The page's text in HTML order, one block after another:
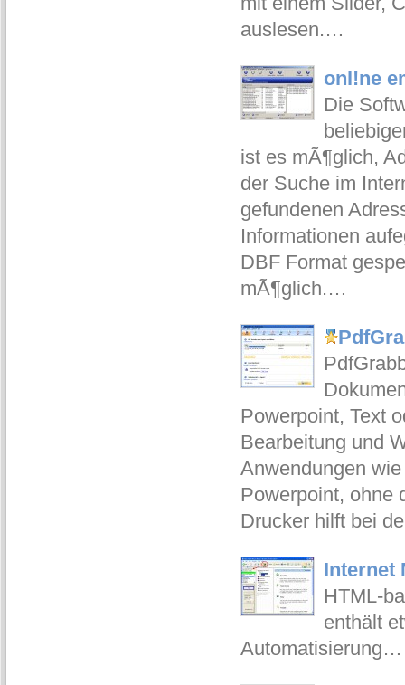
auslesen.…
onl!ne
Die
ist es mÃ¶glich,
der Suche im
gefundenen
Informationen
DBF Format
mÃ¶glich.…
Powerpoint, Text
Bearbeitung und
Anwendungen
Powerpoint, ohne
Drucker hilft bei
Internet
HTML-
enthält